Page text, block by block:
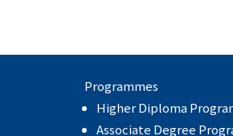
Programmes
Higher Diploma
Associate Degree